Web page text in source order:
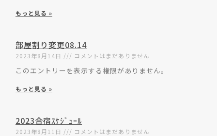
もっと見る »
部屋割り変更08.14
2023年8月14日 コメントはまだありません
このエントリーを表示する権限がありません。
もっと見る »
2023合宿ｽｹｼﾞｭｰﾙ
2023年8月11日 コメントはまだありません